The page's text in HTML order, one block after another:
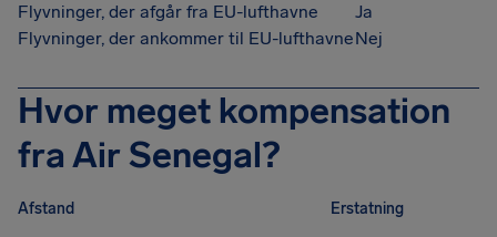
Flyvninger, der afgår fra EU-lufthavne
Ja
Flyvninger, der ankommer til EU-lufthavneNej
Hvor meget kompensation
fra Air Senegal?
Afstand Erstatning